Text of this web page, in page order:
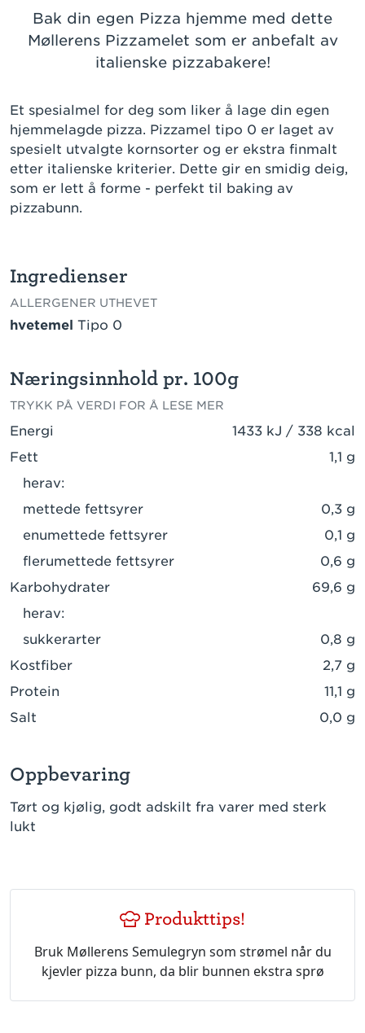
Bak din egen Pizza hjemme med dette
Møllerens Pizzamelet som er anbefalt av
italienske pizzabakere!
Et spesialmel for deg som liker å lage din egen
hjemmelagde pizza. Pizzamel tipo 0 er laget av
spesielt utvalgte kornsorter og er ekstra finmalt
etter italienske kriterier. Dette gir en smidig deig,
som er lett å forme - perfekt til baking av
pizzabunn.
Ingredienser
ALLERGENER UTHEVET
hvetemel Tipo 0
Næringsinnhold pr. 100g
TRYKK PÅ VERDI FOR Å LESE MER
Energi
1433 kJ / 338 kcal
Fett
1,1 g
herav:
mettede fettsyrer
0,3 g
enumettede fettsyrer
0,1 g
flerumettede fettsyrer
0,6 g
Karbohydrater
69,6 g
herav:
sukkerarter
0,8 g
Kostfiber
2,7 g
Protein
11,1 g
Salt
0,0 g
Oppbevaring
Tørt og kjølig, godt adskilt fra varer med sterk
lukt
Produkttips!
Bruk Møllerens Semulegryn som strømel når du
kjevler pizza bunn, da blir bunnen ekstra sprø